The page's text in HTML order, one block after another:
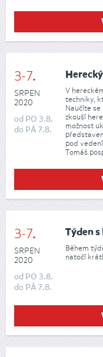
3-7.
SRPEN
2020
od PO 3.8.
do PÁ 7.8.
V
techniky,
Naučíte
zkouší
možnost
pod
Tomáš
3-7.
SRPEN
2020
od PO 3.8.
do PÁ 7.8.
Týden s
Během
natočí